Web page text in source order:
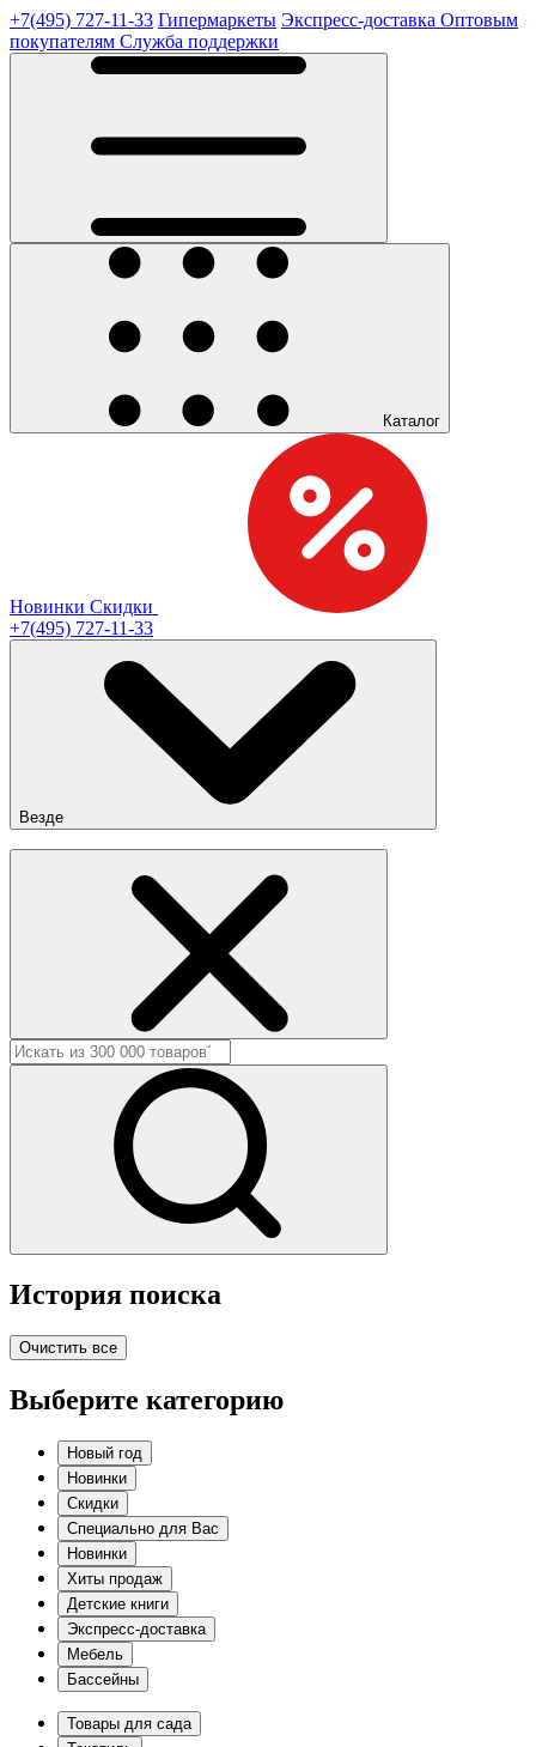
+7(495) 727-11-33 Гипермаркеты Экспресс-доставка Оптовым
покупателям Служба поддержки
Каталог
Новинки Скидки
+7(495) 727-11-33
Везде
История поиска
Очистить все
Выберите категорию
Новый год
Новинки
Скидки
Специально для Вас
Новинки
Хиты продаж
Детские книги
Экспресс-доставка
Мебель
Бассейны
Товары для сада